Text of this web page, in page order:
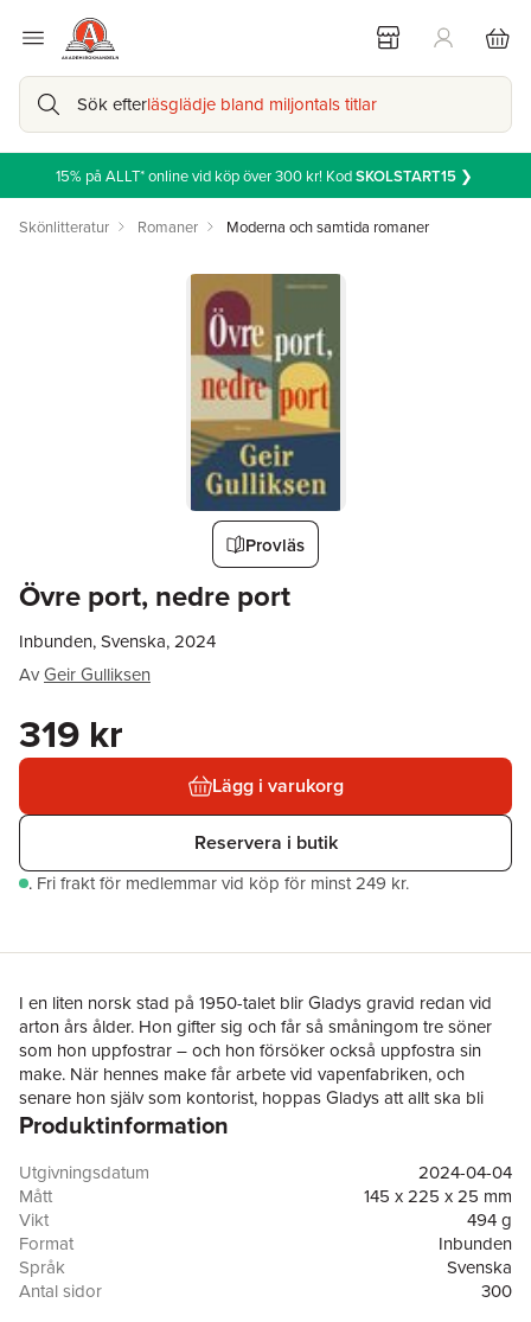
Sök efterläsglädje bland miljontals titlar
15% på ALLT* online vid köp över 300 kr! KodSKOLSTART15❯
Skönlitteratur Romaner Moderna och samtida romaner
Provläs
Övre port, nedre port
Inbunden, Svenska, 2024
AvGeir Gulliksen
319 kr
Lägg i varukorg
Reservera i butik
. Fri frakt för medlemmar vid köp för minst 249 kr.
I en liten norsk stad på 1950-talet blir Gladys gravid redan vid
arton års ålder. Hon gifter sig och får så småningom tre söner
som hon uppfostrar – och hon försöker också uppfostra sin
make. När hennes make får arbete vid vapenfabriken, och
senare hon själv som kontorist, hoppas Gladys att allt ska bli
annorlunda. En klassresa och ett nytt liv tar sin början, men
I nuet parkerar romanens berättare utanför sjukhuset där
Gladys ligger för döden. Han stack från staden som ung och
har knappt varit där sedan dess men nu har hans äldste bror,
den enda kvar, övertalat honom att komma. ”Övre port, nedre
port” är en släktroman om anknytning och förlust, och om hur vi
blir till genom varandra. En roman som spänner över tre
Produktinformation
Utgivningsdatum
2024-04-04
Mått
145 x 225 x 25 mm
Vikt
494 g
Format
Inbunden
Språk
Svenska
Antal sidor
300